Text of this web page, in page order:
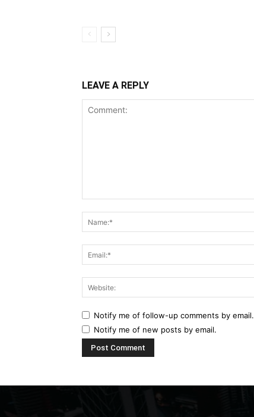
LEAVE A REPLY
Notify me of follow-up comments by email.
Notify me of new posts by email.